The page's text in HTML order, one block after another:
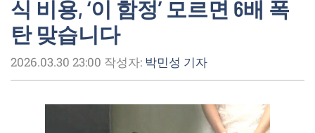
식 비용, ‘이 함정’ 모르면 6배 폭
탄 맞습니다
2026.03.30 23:00 작성자: 박민성 기자